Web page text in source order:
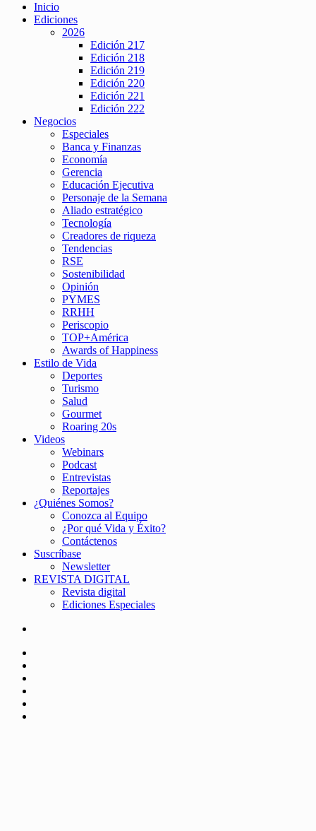
Inicio
Ediciones
2026
Edición 217
Edición 218
Edición 219
Edición 220
Edición 221
Edición 222
Negocios
Especiales
Banca y Finanzas
Economía
Gerencia
Educación Ejecutiva
Personaje de la Semana
Aliado estratégico
Tecnología
Creadores de riqueza
Tendencias
RSE
Sostenibilidad
Opinión
PYMES
RRHH
Periscopio
TOP+América
Awards of Happiness
Estilo de Vida
Deportes
Turismo
Salud
Gourmet
Roaring 20s
Videos
Webinars
Podcast
Entrevistas
Reportajes
¿Quiénes Somos?
Conozca al Equipo
¿Por qué Vida y Éxito?
Contáctenos
Suscríbase
Newsletter
REVISTA DIGITAL
Revista digital
Ediciones Especiales